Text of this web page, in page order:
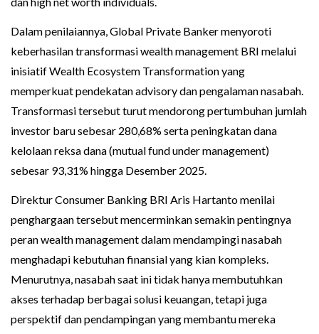
Dalam penilaiannya, Global Private Banker menyoroti
keberhasilan transformasi wealth management BRI melalui
inisiatif Wealth Ecosystem Transformation yang
memperkuat pendekatan advisory dan pengalaman nasabah.
Transformasi tersebut turut mendorong pertumbuhan jumlah
investor baru sebesar 280,68% serta peningkatan dana
kelolaan reksa dana (mutual fund under management)
sebesar 93,31% hingga Desember 2025.
Direktur Consumer Banking BRI Aris Hartanto menilai
penghargaan tersebut mencerminkan semakin pentingnya
peran wealth management dalam mendampingi nasabah
menghadapi kebutuhan finansial yang kian kompleks.
Menurutnya, nasabah saat ini tidak hanya membutuhkan
akses terhadap berbagai solusi keuangan, tetapi juga
perspektif dan pendampingan yang membantu mereka